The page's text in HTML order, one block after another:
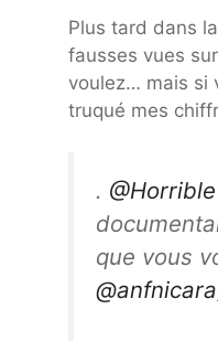
Plus tard dans
fausses vues
voulez… mais si
truqué mes
. @Horrible
que vous